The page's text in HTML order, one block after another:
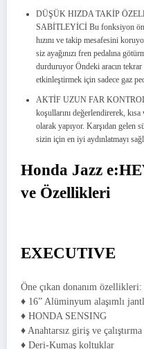
DÜŞÜK HIZDA TAKİP
SABİTLEYİCİ Bu fonksiyon
hızını ve takip mesafesini
siz ayağınızı fren pedalına
durduruyor Öndeki aracın
etkinleştirmek için sadece gaz
AKTİF UZUN FAR
koşullarını değerlendirerek,
olarak yapıyor. Karşıdan gelen
sizin için en iyi aydınlatmayı
Honda Jazz
ve Özellikleri
EXECUTIVE
Öne çıkan donanım özellikleri:
♦ 16” Alüminyum alaşımlı
♦ HONDA SENSING
♦ Anahtarsız giriş ve
♦ Deri-Kumaş koltuklar